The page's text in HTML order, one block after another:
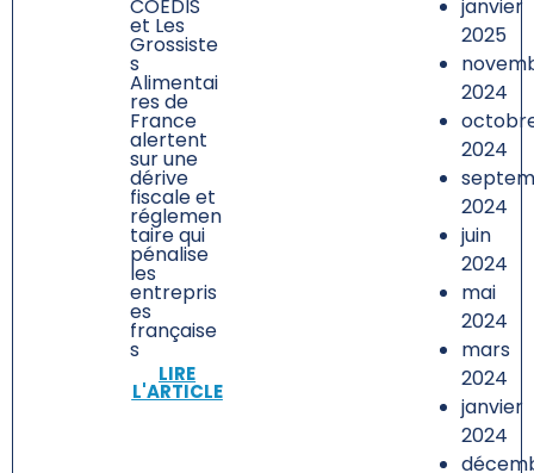
COÉDIS
et Les
Grossiste
s
Alimentai
res de
France
alertent
sur une
dérive
fiscale et
réglemen
taire qui
pénalise
les
entrepris
es
française
s
LIRE
L'ARTICLE
janvier
2025
2024
2024
2024
juin
2024
mai
2024
mars
2024
janvier
2024